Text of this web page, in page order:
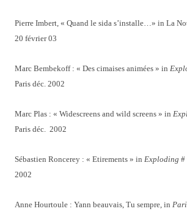
Pierre Imbert, « Quand le sida s’installe…» in La
20 février 03
Marc Bembekoff : « Des cimaises animées » in
Paris déc. 2002
Marc Plas : « Widescreens and wild screens » in
Paris déc. 2002
Sébastien Roncerey : « Etirements » in Exploding #
2002
Anne Hourtoule : Yann beauvais, Tu sempre, in